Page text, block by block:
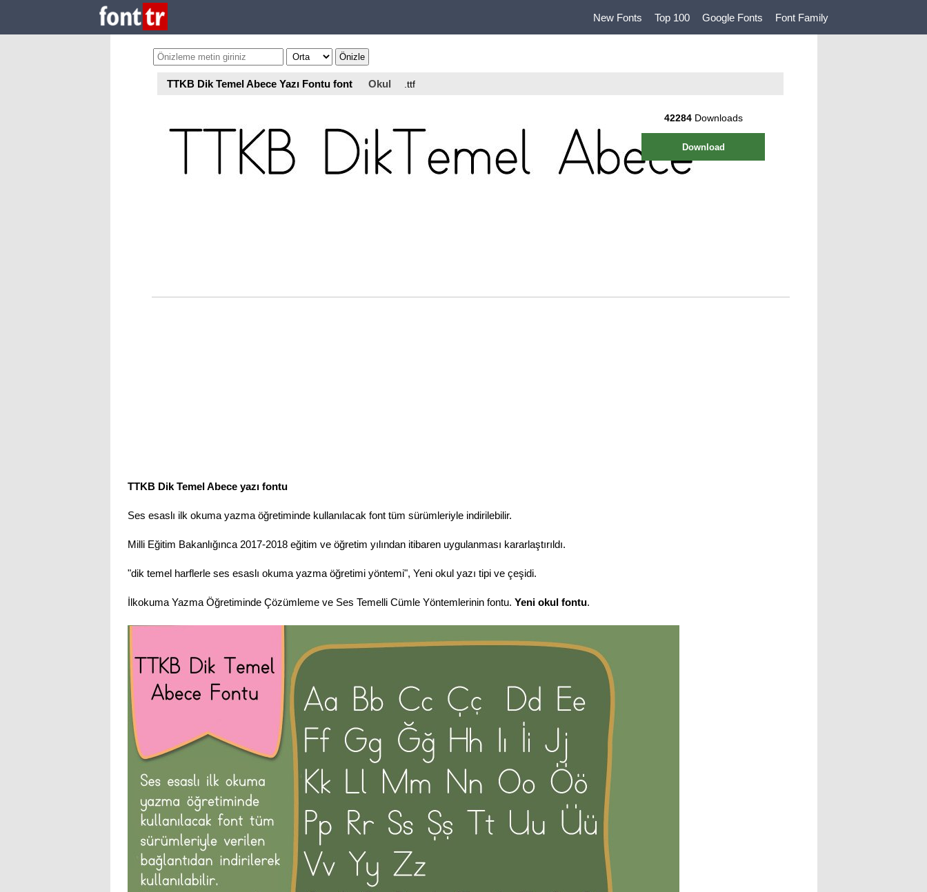
New Fonts Top 100 Google Fonts Font Family
TTKB Dik Temel Abece Yazı Fontu font Okul .ttf
42284Downloads
Download
TTKB Dik Temel Abece yazı fontu
Ses esaslı ilk okuma yazma öğretiminde kullanılacak font tüm sürümleriyle indirilebilir.
Milli Eğitim Bakanlığınca 2017-2018 eğitim ve öğretim yılından itibaren uygulanması kararlaştırıldı.
"dik temel harflerle ses esaslı okuma yazma öğretimi yöntemi", Yeni okul yazı tipi ve çeşidi.
İlkokuma Yazma Öğretiminde Çözümleme ve Ses Temelli Cümle Yöntemlerinin fontu. Yeni okul fontu.